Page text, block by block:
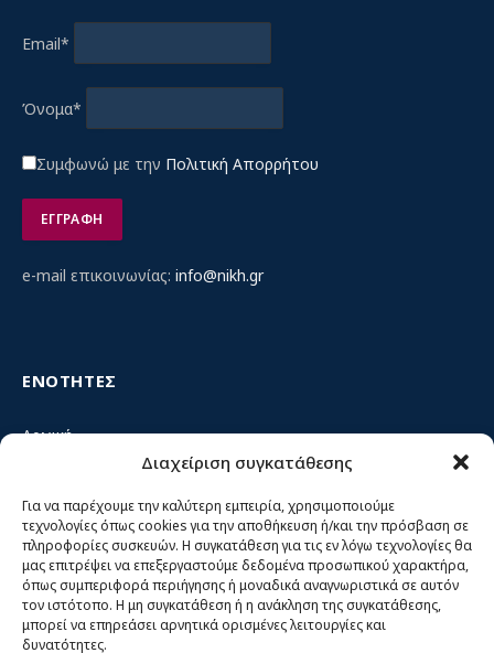
Διαχείριση συγκατάθεσης
Για να παρέχουμε την καλύτερη εμπειρία, χρησιμοποιούμε
τεχνολογίες όπως cookies για την αποθήκευση ή/και την πρόσβαση σε
πληροφορίες συσκευών. Η συγκατάθεση για τις εν λόγω τεχνολογίες θα
μας επιτρέψει να επεξεργαστούμε δεδομένα προσωπικού χαρακτήρα,
όπως συμπεριφορά περιήγησης ή μοναδικά αναγνωριστικά σε αυτόν
τον ιστότοπο. Η μη συγκατάθεση ή η ανάκληση της συγκατάθεσης,
μπορεί να επηρεάσει αρνητικά ορισμένες λειτουργίες και
δυνατότητες.
Email*
Όνομα*
Συμφωνώ με την Πολιτική Απορρήτου
e-mail επικοινωνίας: info@nikh.gr
ΕΝΟΤΗΤΕΣ
Αρχική
Κίνημα ΝΙΚΗ – Ποιοι είμαστε, αρχές & δράση
Θέσεις
Πρόσωπα
Όργανα και ομάδες
Βίντεο
Δελτία Τύπου